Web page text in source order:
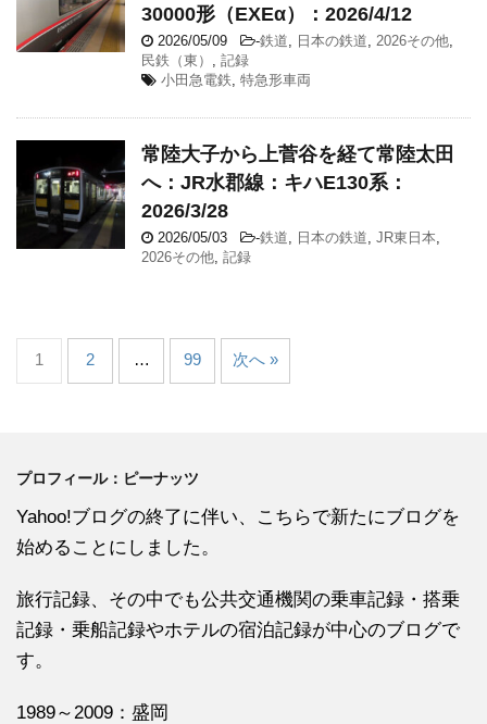
30000形（EXEα）：2026/4/12
2026/05/09 -鉄道 日本の鉄道 2026その他
民鉄（東）
記録
小田急電鉄 特急形車両
常陸大子から上菅谷を経て常陸太田
へ：JR水郡線：キハE130系：
2026/3/28
2026/05/03 -鉄道 日本の鉄道 JR東日本
2026その他 記録
1 2 … 99 次へ »
プロフィール：ピーナッツ
Yahoo!ブログの終了に伴い、こちらで新たにブログを
始めることにしました。
旅行記録、その中でも公共交通機関の乗車記録・搭乗
記録・乗船記録やホテルの宿泊記録が中心のブログで
す。
1989～2009：盛岡